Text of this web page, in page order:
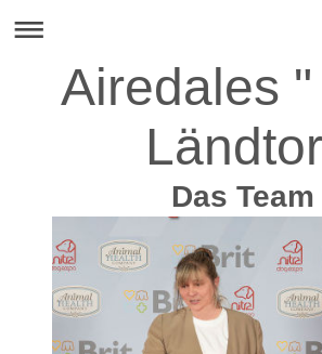
Airedales
Das Team